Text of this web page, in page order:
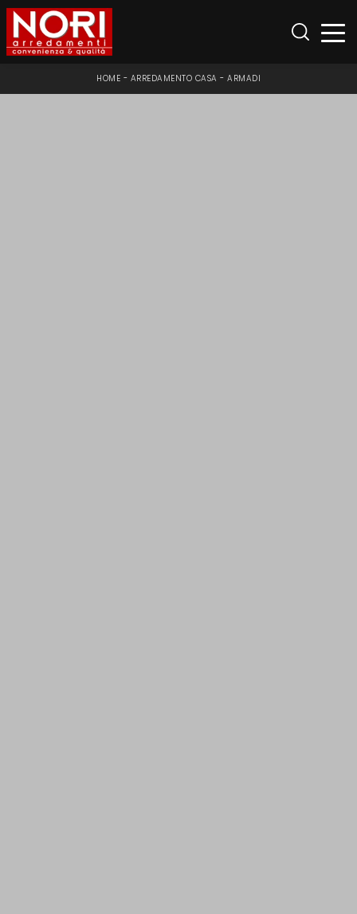
HOME - ARREDAMENTO CASA - ARMADI